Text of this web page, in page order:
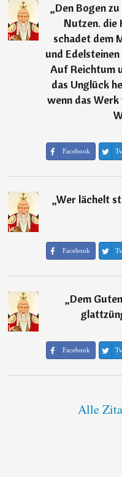
„Den Bogen
Nutzen. die
schadet dem
und
Auf Reichtum
das Unglück
wenn das
Facebook
„Wer lächelt
Facebook
„Dem
Facebook
Alle